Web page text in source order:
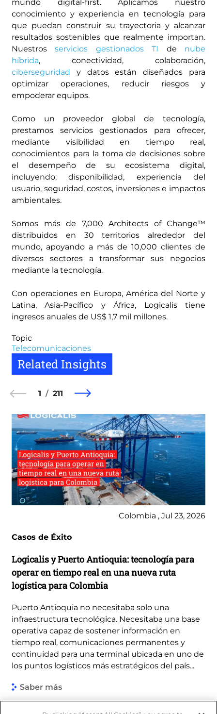
mundo digital-first. Aplicamos nuestro
conocimiento y experiencia en tecnología para
que puedan construir su trayectoria y alcanzar
resultados sostenibles que realmente importan.
Nuestrosservicios gestionados TI de nube
híbrida, conectividad, colaboración,
ciberseguridad y datos están diseñados para
optimizar operaciones, reducir riesgos y
empoderar equipos.
Como un proveedor global de tecnología,
prestamos servicios gestionados para ofrecer,
mediante visibilidad en tiempo real,
conocimientos para la toma de decisiones sobre
el desempeño de su ecosistema digital,
incluyendo: disponibilidad, experiencia del
usuario, seguridad, costos, inversiones e impactos
ambientales.
Somos más de 7,000 Architects of Change™
distribuidos en 30 territorios alrededor del
mundo, apoyando a más de 10,000 clientes de
diversos sectores a transformar sus negocios
mediante la tecnología.
Con operaciones en Europa, América del Norte y
Latina, Asia-Pacífico y África, Logicalis tiene
ingresos anuales de US$ 1,7 mil millones.
Topic
Telecomunicaciones
Related Insights
1 211
Colombia , Jul 23, 2026
Casos de Éxito
Logicalis y Puerto Antioquia: tecnología para
operar en tiempo real en una nueva ruta
logística para Colombia
Puerto Antioquia no necesitaba solo una
infraestructura tecnológica. Necesitaba una base
operativa capaz de sostener información en
tiempo real, comunicaciones permanentes y
continuidad para una terminal ubicada en uno de
los puntos logísticos más estratégicos del país...
Saber más